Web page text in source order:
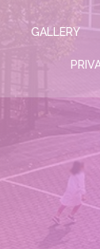
GALLERY